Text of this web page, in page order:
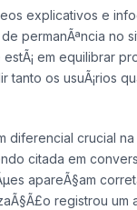
explicativos e
permanÃªncia no
em equilibrar
os usuÃ¡rios
crucial
citada em
apareÃ§am
registrou um